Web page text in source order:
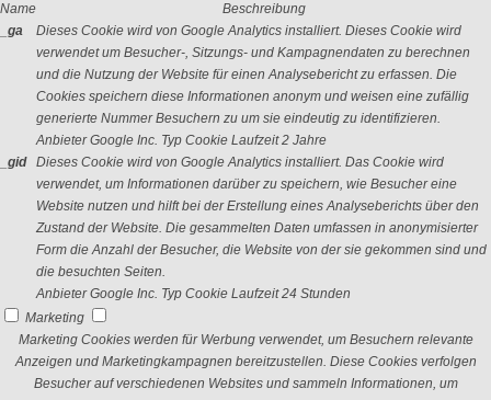
Name
Beschreibung
_ga
Dieses Cookie wird von Google Analytics installiert. Dieses Cookie wird
verwendet um Besucher-, Sitzungs- und Kampagnendaten zu berechnen
und die Nutzung der Website für einen Analysebericht zu erfassen. Die
Cookies speichern diese Informationen anonym und weisen eine zufällig
generierte Nummer Besuchern zu um sie eindeutig zu identifizieren.
Anbieter Google Inc. Typ Cookie Laufzeit 2 Jahre
_gid
Dieses Cookie wird von Google Analytics installiert. Das Cookie wird
verwendet, um Informationen darüber zu speichern, wie Besucher eine
Website nutzen und hilft bei der Erstellung eines Analyseberichts über den
Zustand der Website. Die gesammelten Daten umfassen in anonymisierter
Form die Anzahl der Besucher, die Website von der sie gekommen sind und
die besuchten Seiten.
Anbieter Google Inc. Typ Cookie Laufzeit 24 Stunden
Marketing
Marketing Cookies werden für Werbung verwendet, um Besuchern relevante
Anzeigen und Marketingkampagnen bereitzustellen. Diese Cookies verfolgen
Besucher auf verschiedenen Websites und sammeln Informationen, um